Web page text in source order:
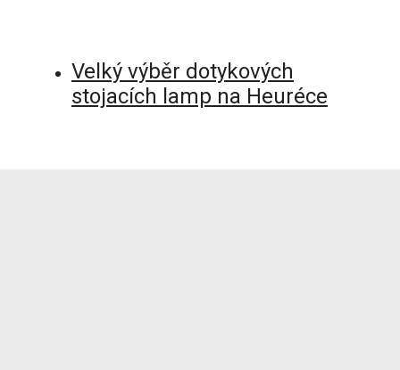
Velký výběr dotykových
stojacích lamp na Heuréce